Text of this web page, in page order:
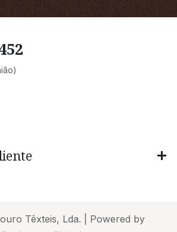
Têxteis, Lda. | Powered by